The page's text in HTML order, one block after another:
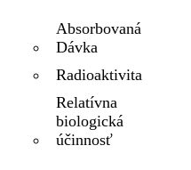
Absorbovaná
Dávka
Radioaktivita
Relatívna
biologická
účinnosť